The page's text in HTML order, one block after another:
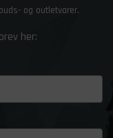
og outletvarer.
her: